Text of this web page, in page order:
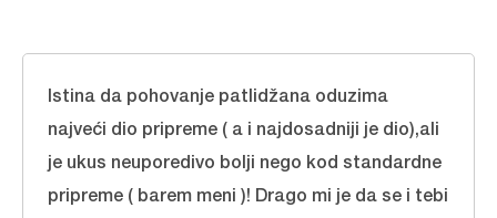
Istina da pohovanje patlidžana oduzima
najveći dio pripreme ( a i najdosadniji je dio),ali
je ukus neuporedivo bolji nego kod standardne
pripreme ( barem meni )! Drago mi je da se i tebi